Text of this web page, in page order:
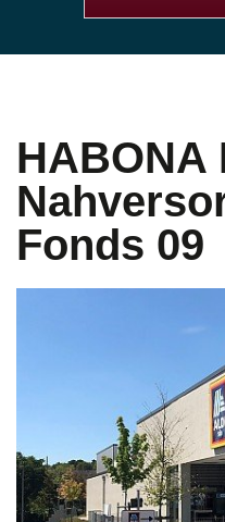
HABONA
Fonds 09